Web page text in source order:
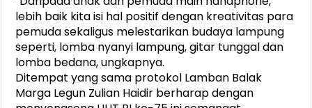
lebih baik kita isi hal positif dengan kreativitas para
pemuda sekaligus melestarikan budaya lampung
seperti, lomba nyanyi lampung, gitar tunggal dan
lomba bedana, ungkapnya.
Ditempat yang sama protokol Lamban Balak
Marga Legun Zulian Haidir berharap dengan